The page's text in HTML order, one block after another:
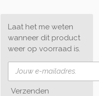
Laat het me weten
wanneer dit product
weer op voorraad is.
Verzenden